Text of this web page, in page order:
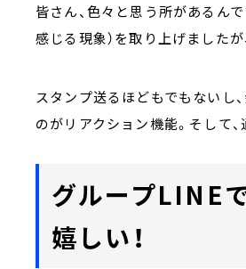
皆さん、色々と思う所があるんで
感じる現象）を取り上げました
スタンプ送るほどもでもないし
のがリアクション機能。そして、
グループLINE
嬉しい！